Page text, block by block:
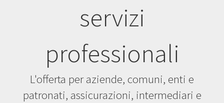
servizi
professionali
L'offerta per aziende, comuni, enti e
patronati, assicurazioni, intermediari e